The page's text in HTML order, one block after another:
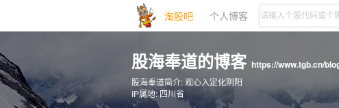
淘股吧 个人博客
股海奉道的博客 https://www.tgb.cn/
股海奉道简介:观心入定化阴阳
IP属地:四川省